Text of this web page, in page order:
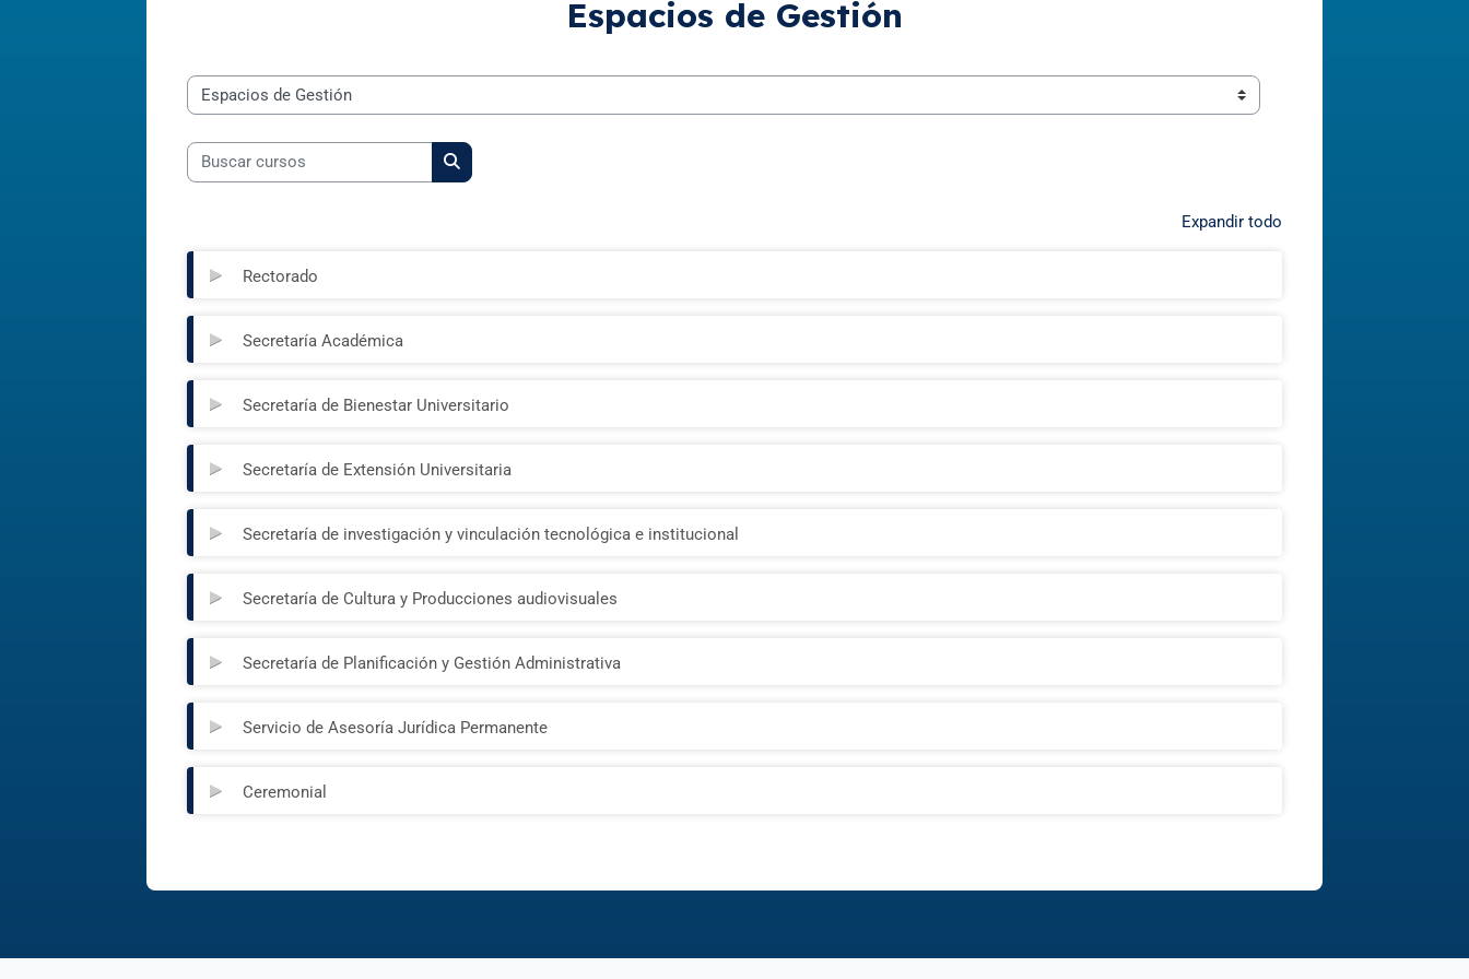
Espacios de Gestión
Categorías
Buscar cursos
Buscar cursos
Expandir todo
Rectorado
Secretaría Académica
Secretaría de Bienestar Universitario
Secretaría de Extensión Universitaria
Secretaría de investigación y vinculación tecnológica e institucional
Secretaría de Cultura y Producciones audiovisuales
Secretaría de Planificación y Gestión Administrativa
Servicio de Asesoría Jurídica Permanente
Ceremonial